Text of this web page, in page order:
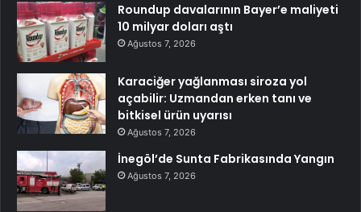
Roundup davalarının Bayer’e maliyeti
10 milyar doları aştı
Ağustos 7, 2026
Karaciğer yağlanması siroza yol
açabilir: Uzmandan erken tanı ve
bitkisel ürün uyarısı
Ağustos 7, 2026
İnegöl’de Sunta Fabrikasında Yangın
Ağustos 7, 2026